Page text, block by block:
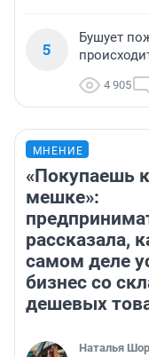
5
Бушует
4 905
МНЕНИЕ
«Покупаешь
мешке»:
рассказала,
самом деле
бизнес со
дешевых
Наталья